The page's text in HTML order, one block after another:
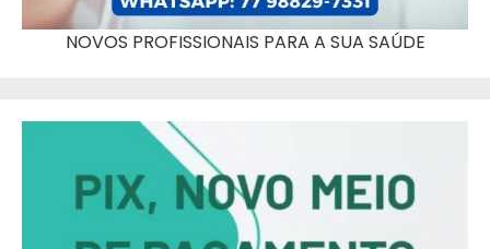
NOVOS PROFISSIONAIS PARA A SUA SAÚDE